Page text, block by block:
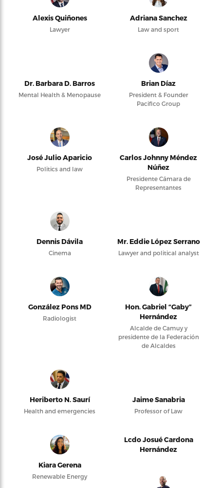
Alexis Quiñones
Lawyer
Adriana Sanchez
Law and sport
Dr. Barbara D. Barros
Mental Health & Menopause
Brian Díaz
President & Founder
Pacifico Group
José Julio Aparicio
Politics and law
Carlos Johnny Méndez
Núñez
Presidente Cámara de
Representantes
Dennis Dávila
Cinema
Mr. Eddie López Serrano
Lawyer and political analyst
González Pons MD
Radiologist
Hon. Gabriel “Gaby”
Hernández
Alcalde de Camuy y
presidente de la Federación
de Alcaldes
Heriberto N. Saurí
Health and emergencies
Jaime Sanabria
Professor of Law
Kiara Gerena
Renewable Energy
Lcdo Josué Cardona
Hernández